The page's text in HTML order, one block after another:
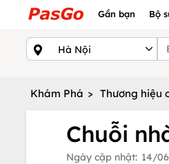
Gần bạn Bộ
Khám Phá > Thương hiệu
Chuỗi
Ngày cập nhật: 14/